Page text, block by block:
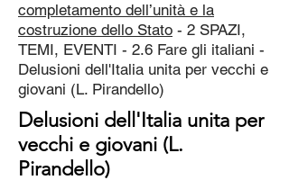
completamento dell’unità e la
costruzione dello Stato - 2 SPAZI,
TEMI, EVENTI - 2.6 Fare gli italiani -
Delusioni dell'Italia unita per vecchi e
giovani (L. Pirandello)
Delusioni dell'Italia unita per
vecchi e giovani (L.
Pirandello)